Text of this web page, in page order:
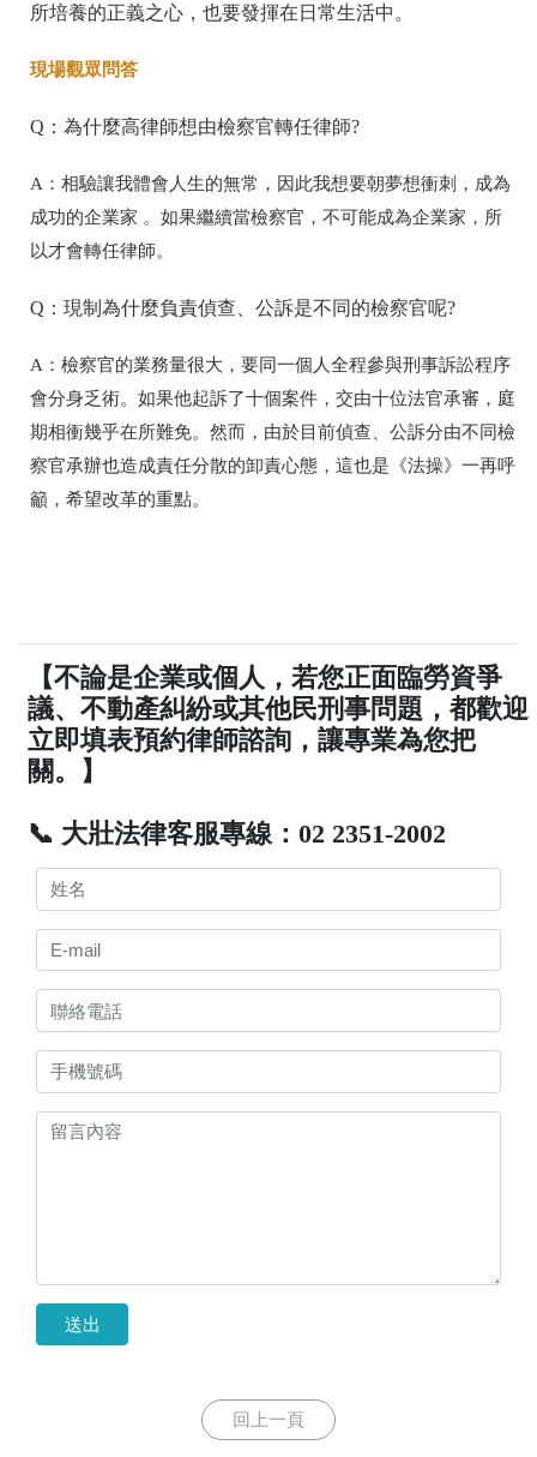
所培養的正義之心，也要發揮在日常生活中。
現場觀眾問答
Q：為什麼高律師想由檢察官轉任律師?
A：相驗讓我體會人生的無常，因此我想要朝夢想衝刺，成為
成功的企業家 。如果繼續當檢察官，不可能成為企業家，所
以才會轉任律師。
Q：現制為什麼負責偵查、公訴是不同的檢察官呢?
A：檢察官的業務量很大，要同一個人全程參與刑事訴訟程序
會分身乏術。如果他起訴了十個案件，交由十位法官承審，庭
期相衝幾乎在所難免。然而，由於目前偵查、公訴分由不同檢
察官承辦也造成責任分散的卸責心態，這也是 《法操》 一再呼
籲，希望改革的重點。
【不論是企業或個人，若您正面臨勞資爭
議、不動產糾紛或其他民刑事問題，都歡迎
立即填表預約律師諮詢，讓專業為您把
關。】
📞 大壯法律客服專線：02 2351-2002
送出
回上一頁